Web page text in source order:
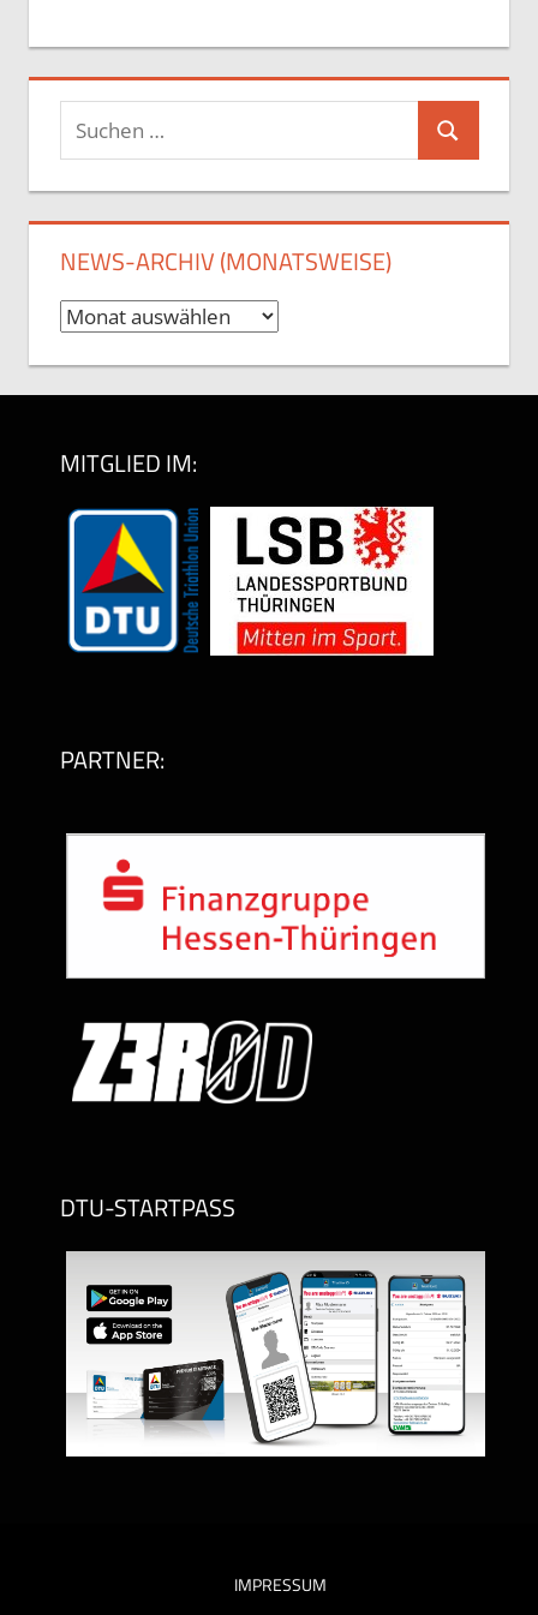
Suchen
nach:
Suchen
NEWS-ARCHIV (MONATSWEISE)
News-
MITGLIED IM:
PARTNER:
DTU-STARTPASS
IMPRESSUM